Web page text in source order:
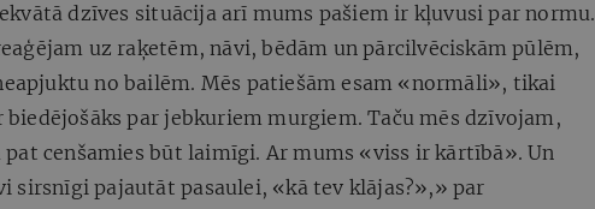
dzīves situācija arī mums pašiem ir kļuvusi par normu.
uz raķetēm, nāvi, bēdām un pārcilvēciskām pūlēm,
no bailēm. Mēs patiešām esam «normāli», tikai
par jebkuriem murgiem. Taču mēs dzīvojam,
pat cenšamies būt laimīgi. Ar mums «viss ir kārtībā». Un
sirsnīgi pajautāt pasaulei, «kā tev klājas?»,» par